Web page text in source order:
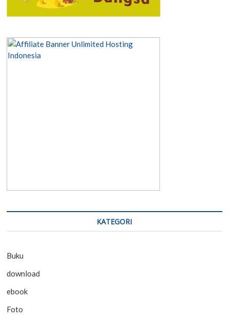
KATEGORI
Buku
download
ebook
Foto